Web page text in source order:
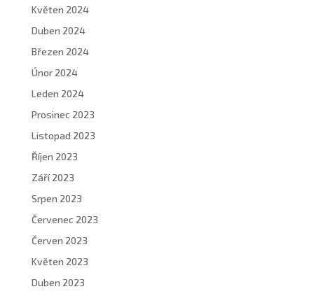
Květen 2024
Duben 2024
Březen 2024
Únor 2024
Leden 2024
Prosinec 2023
Listopad 2023
Říjen 2023
Září 2023
Srpen 2023
Červenec 2023
Červen 2023
Květen 2023
Duben 2023